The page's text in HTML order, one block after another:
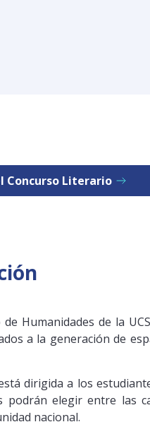
Concurso Literario
Humanidades de la
a la generación de
dirigida a los
podrán elegir entre las
nacional.